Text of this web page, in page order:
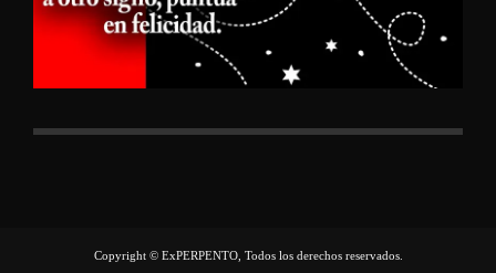
Copyright © ExPERPENTO, Todos los derechos reservados.